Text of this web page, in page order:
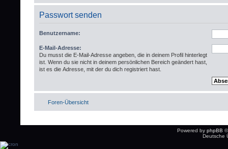
Passwort senden
Benutzername:
E-Mail-Adresse:
Du musst die E-Mail-Adresse angeben, die in deinem Profil hinterlegt
ist. Wenn du sie nicht in deinem persönlichen Bereich geändert hast,
ist es die Adresse, mit der du dich registriert hast.
Foren-Übersicht
Powered by phpBB
Deutsche